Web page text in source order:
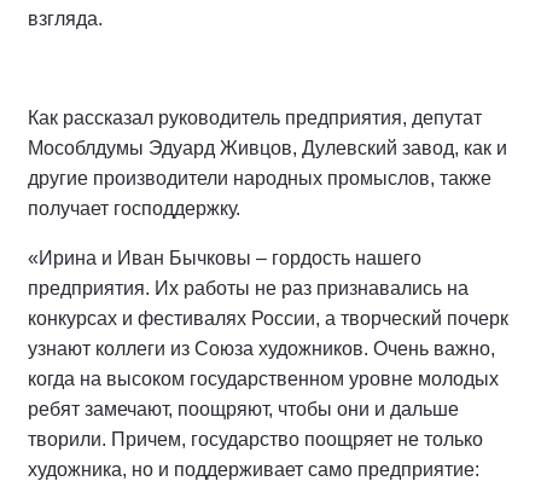
взгляда.
Как рассказал руководитель предприятия, депутат
Мособлдумы Эдуард Живцов, Дулевский завод, как и
другие производители народных промыслов, также
получает господдержку.
«Ирина и Иван Бычковы – гордость нашего
предприятия. Их работы не раз признавались на
конкурсах и фестивалях России, а творческий почерк
узнают коллеги из Союза художников. Очень важно,
когда на высоком государственном уровне молодых
ребят замечают, поощряют, чтобы они и дальше
творили. Причем, государство поощряет не только
художника, но и поддерживает само предприятие: